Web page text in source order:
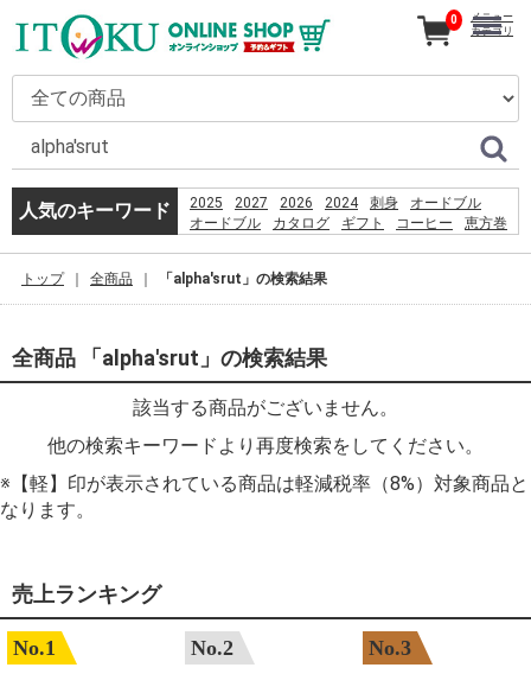
人気のキーワード 2025 2027 2026 2024 刺身
オードブル
オードブル
カタログ ギフト コーヒー
恵方巻
%E3%82%B3%E3%83%B3%E3%83%93%E3%83%8B
産直
mkfhu
%D9%82%D8%B4%D9%85
%D8%B3%D8%A7%D8%AD%D9%84
%D8%A8%D8%B1%D8%A7%DB%8C
%D8%B4%D9%86%D8%A7
%D8%AF%D8%A7%D8%B1%D8%AF%D8%9F
0
メニュー
カテゴリ
トップ 全商品 「alpha'srut」の検索結果
全商品 「alpha'srut」の検索結果
該当する商品がございません。
他の検索キーワードより再度検索をしてください。
※【軽】印が表示されている商品は軽減税率（8%）対象商品と
なります。
売上ランキング
No.1 No.2 No.3